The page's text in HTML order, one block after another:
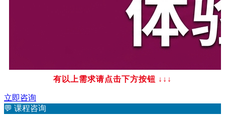
有以上需求请点击下方按钮 ↓↓↓
立即咨询
💬 课程咨询